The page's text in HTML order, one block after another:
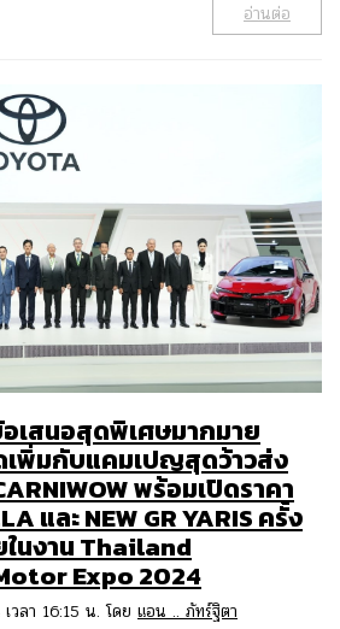
อ่านต่อ
อเสนอสุดพิเศษมากมาย
พิ่มกับแคมเปญสุดว้าวส่ง
พร้อมเปิดราคา
และ NEW GR YARIS ครั้ง
ในงาน Thailand
Expo 2024
วลา 16:15 น. โดย แอน .. ภัทร์ฐิตา